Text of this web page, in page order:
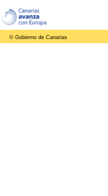
© Gobierno de Canarias